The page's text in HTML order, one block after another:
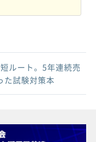
ルート。5年連続売
た試験対策本